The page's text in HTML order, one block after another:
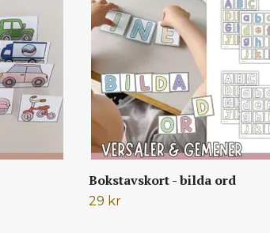
Bokstavskort - bilda ord
29 kr